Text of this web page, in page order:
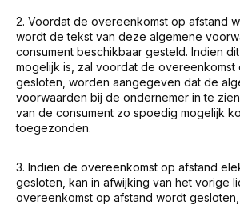
2. Voordat de overeenkomst op afstand
wordt de tekst van deze algemene
consument beschikbaar gesteld. Indien
mogelijk is, zal voordat de overeenkomst
gesloten, worden aangegeven dat de
voorwaarden bij de ondernemer in te
van de consument zo spoedig mogelijk
toegezonden.
3. Indien de overeenkomst op afstand
gesloten, kan in afwijking van het vorige
overeenkomst op afstand wordt